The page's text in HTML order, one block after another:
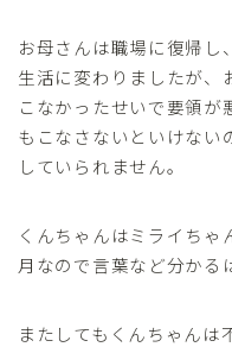
お母さんは職場に復帰し
生活に変わりましたが、
こなかったせいで要領が
もこなさないといけない
していられません。
くんちゃんはミライちゃ
月なので言葉など分かる
またしてもくんちゃんは